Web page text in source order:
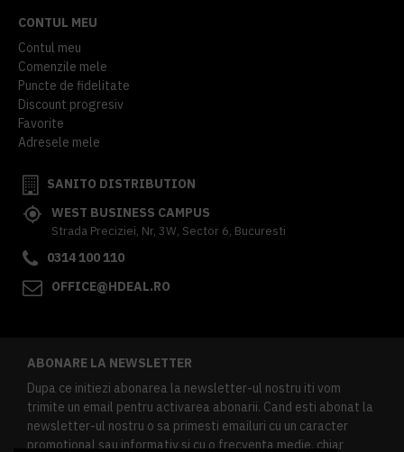
CONTUL MEU
Contul meu
Comenzile mele
Puncte de fidelitate
Discount progresiv
Favorite
Adresele mele
SANITO DISTRIBUTION
WEST BUSINESS CAMPUS
Strada Preciziei, Nr, 3W, Sector 6, Bucuresti
0314 100 110
OFFICE@HDEAL.RO
ABONARE LA NEWSLETTER
Dupa ce initiezi abonarea la newsletter-ul nostru iti vom
trimite un email pentru activarea abonarii. Cand esti abonat la
newsletter-ul nostru o sa primesti emailuri cu un caracter
promotional sau informativ si cu o frecventa medie, chiar